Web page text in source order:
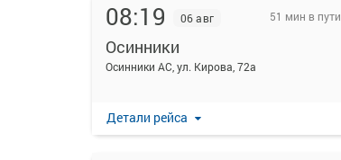
08:19 06 авг 51 мин в пути
Осинники
Осинники АС, ул. Кирова, 72а
Детали рейса